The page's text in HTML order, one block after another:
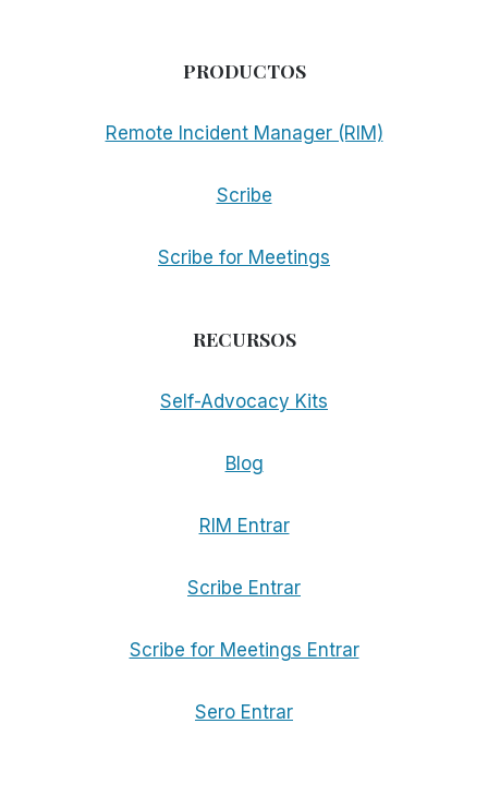
PRODUCTOS
Remote Incident Manager (RIM)
Scribe
Scribe for Meetings
RECURSOS
Self-Advocacy Kits
Blog
RIM Entrar
Scribe Entrar
Scribe for Meetings Entrar
Sero Entrar